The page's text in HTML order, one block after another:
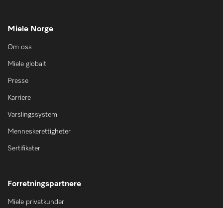
Miele Norge
Om oss
Miele globalt
Presse
Karriere
Varslingssystem
Menneskerettigheter
Sertifikater
Forretningspartnere
Miele privatkunder